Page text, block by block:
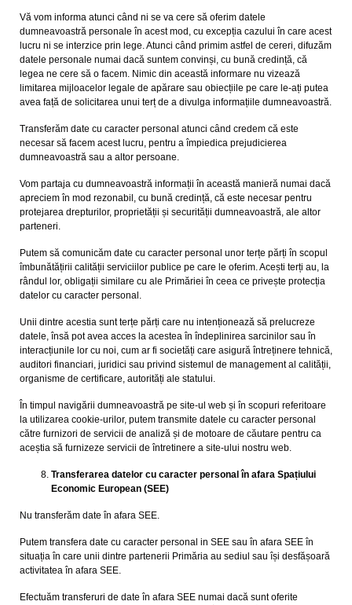
Vă vom informa atunci când ni se va cere să oferim datele
dumneavoastră personale în acest mod, cu excepția cazului în care acest
lucru ni se interzice prin lege. Atunci când primim astfel de cereri, difuzăm
datele personale numai dacă suntem convinși, cu bună credință, că
legea ne cere să o facem. Nimic din această informare nu vizează
limitarea mijloacelor legale de apărare sau obiecțiile pe care le-ați putea
avea față de solicitarea unui terț de a divulga informațiile dumneavoastră.
Transferăm date cu caracter personal atunci când credem că este
necesar să facem acest lucru, pentru a împiedica prejudicierea
dumneavoastră sau a altor persoane.
Vom partaja cu dumneavoastră informații în această manieră numai dacă
apreciem în mod rezonabil, cu bună credință, că este necesar pentru
protejarea drepturilor, proprietății și securității dumneavoastră, ale altor
parteneri.
Putem să comunicăm date cu caracter personal unor terțe părți în scopul
îmbunătățirii calității serviciilor publice pe care le oferim. Acești terți au, la
rândul lor, obligații similare cu ale Primăriei în ceea ce privește protecția
datelor cu caracter personal.
Unii dintre acestia sunt terțe părți care nu intenționează să prelucreze
datele, însă pot avea acces la acestea în îndeplinirea sarcinilor sau în
interacțiunile lor cu noi, cum ar fi societăți care asigură întreținere tehnică,
auditori financiari, juridici sau privind sistemul de management al calității,
organisme de certificare, autorități ale statului.
În timpul navigării dumneavoastră pe site-ul web și în scopuri referitoare
la utilizarea cookie-urilor, putem transmite datele cu caracter personal
către furnizori de servicii de analiză și de motoare de căutare pentru ca
aceștia să furnizeze servicii de întretinere a site-ului nostru web.
Transferarea datelor cu caracter personal în afara Spațiului
Economic European (SEE)
Nu transferăm date în afara SEE.
Putem transfera date cu caracter personal in SEE sau în afara SEE în
situația în care unii dintre partenerii Primăria au sediul sau își desfășoară
activitatea în afara SEE.
Efectuăm transferuri de date în afara SEE numai dacă sunt oferite